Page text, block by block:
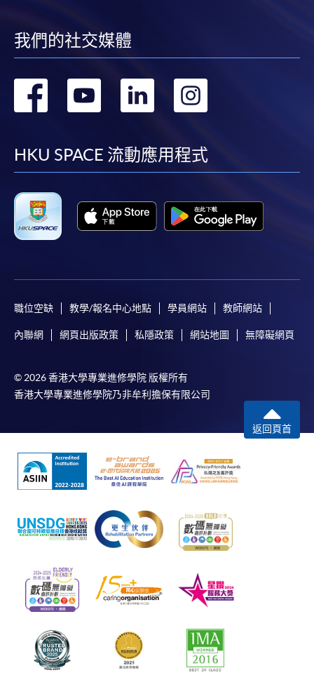
我們的社交媒體
轉
facebook
轉
youtube
轉
linkedin
HKU SPACE 流動應用程式
職位空缺 教學/報名中心地點 學員網站 教師網站
內聯網 網頁出版政策 私隱政策 網站地圖 無障礙網頁
© 2026 香港大學專業進修學院 版權所有
香港大學專業進修學院乃非牟利擔保有限公司
返回頁首